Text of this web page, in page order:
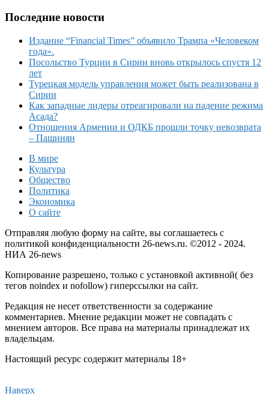
Последние новости
Издание “Financial Times” объявило Трампа «Человеком
года».
Посольство Турции в Сирии вновь открылось спустя 12
лет
Турецкая модель управления может быть реализована в
Сирии
Как западные лидеры отреагировали на падение режима
Асада?
Отношения Армении и ОДКБ прошли точку невозврата
– Пашинян
В мире
Культура
Общество
Политика
Экономика
О сайте
Отправляя любую форму на сайте, вы соглашаетесь с
политикой конфиденциальности 26-news.ru. ©2012 - 2024.
НИА 26-news
Копирование разрешено, только с установкой активной( без
тегов noindex и nofollow) гиперссылки на сайт.
Редакция не несет ответственности за содержание
комментариев. Мнение редакции может не совпадать с
мнением авторов. Все права на материалы принадлежат их
владельцам.
Настоящий ресурс содержит материалы 18+
Наверх